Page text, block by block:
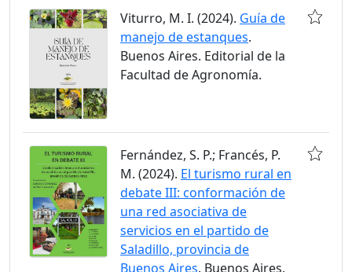
Viturro, M. I. (2024). Guía de
manejo de estanques.
Buenos Aires. Editorial de la
Facultad de Agronomía.
Fernández, S. P.; Francés, P.
M. (2024). El turismo rural en
debate III: conformación de
una red asociativa de
servicios en el partido de
Saladillo, provincia de
Buenos Aires. Buenos Aires.